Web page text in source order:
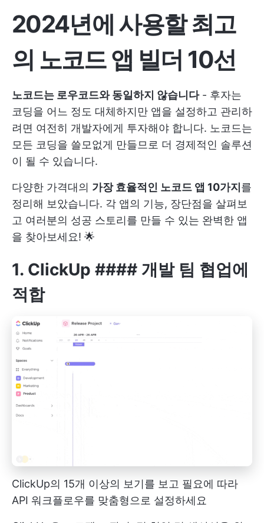
2024년에 사용할 최고
의 노코드 앱 빌더 10선
노코드는 로우코드와 동일하지 않습니다- 후자는
코딩을 어느 정도 대체하지만 앱을 설정하고 관리하
려면 여전히 개발자에게 투자해야 합니다. 노코드는
모든 코딩을 쓸모없게 만들므로 더 경제적인 솔루션
이 될 수 있습니다.
다양한 가격대의 가장 효율적인 노코드 앱 10가지 를
정리해 보았습니다. 각 앱의 기능, 장단점을 살펴보
고 여러분의 성공 스토리를 만들 수 있는 완벽한 앱
을 찾아보세요! 🌟
1. ClickUp #### 개발 팀 협업에
적합
ClickUp의 15개 이상의 보기를 보고 필요에 따라
API 워크플로우를 맞춤형으로 설정하세요